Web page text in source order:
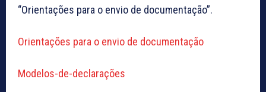
“Orientações para o envio de documentação”.
Orientações para o envio de documentação
Modelos-de-declarações